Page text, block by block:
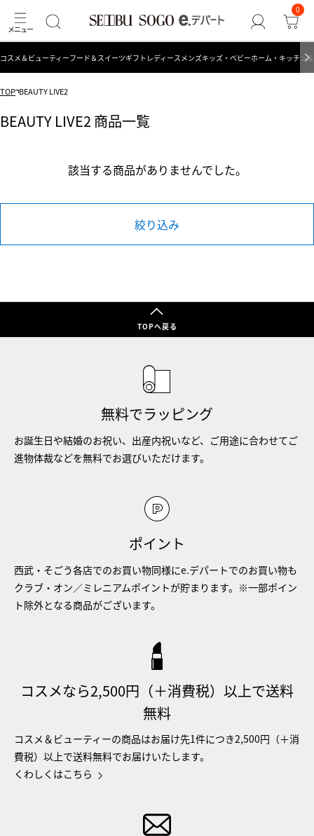
0
コスメ＆ビューティーフード＆スイーツギフト レディース メンズキッズ・ベビーホーム・キッチン
TOP BEAUTY LIVE2
BEAUTY LIVE2 商品一覧
該当する商品がありませんでした。
絞り込み
TOPへ戻る
無料でラッピング
お誕生日や結婚のお祝い、出産内祝いなど、ご用途に合わせてご
進物体裁などを無料でお選びいただけます。
ポイント
西武・そごう各店でのお買い物同様にe.デパートでのお買い物も
クラブ・オン／ミレニアムポイントが貯まります。※一部ポイン
ト除外となる商品がございます。
コスメなら2,500円（＋消費税）以上で送料
無料
コスメ＆ビューティーの商品はお届け先1件につき2,500円（＋消
費税）以上で送料無料でお届けいたします。
くわしくはこちら